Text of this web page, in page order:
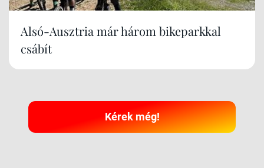
Alsó-Ausztria már három bikeparkkal
csábít
Kérek még!